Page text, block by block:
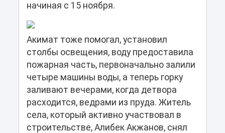
начиная с 15 ноября.
Акимат тоже помогал, установил
столбы освещения, воду предоставила
пожарная часть, первоначально залили
четыре машины воды, а теперь горку
заливают вечерами, когда детвора
расходится, ведрами из пруда. Житель
села, который активно участвовал в
строительстве, Алибек Акжанов, снял